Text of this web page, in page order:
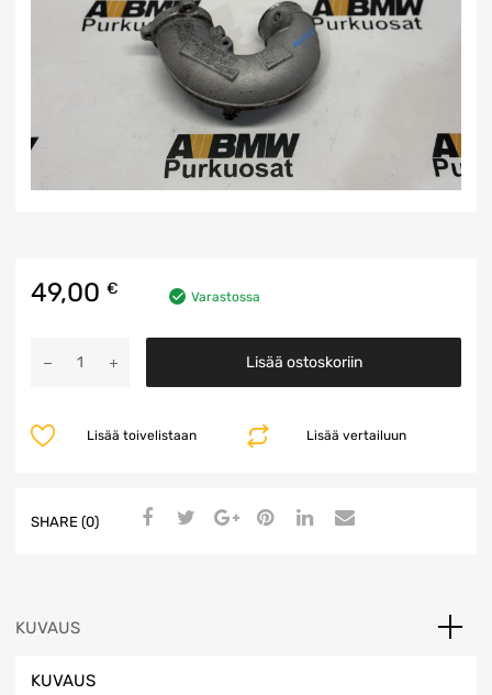
49,00 € Varastossa
määrä
Lisää ostoskoriin
Lisää vertailuun
Lisää toivelistaan
SHARE (0)
KUVAUS
KUVAUS